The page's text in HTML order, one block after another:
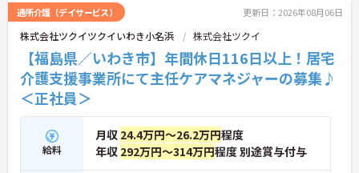
ンの運用など、お客様と従業員の双方を守るリスク
マネジメントも徹底されています。今後は、ご家族
がオンラインで情報を確認できるシステムや、AIを
活用した相談サービスの導入など、IT技術を積極的
に取り入れ、在宅生活の質の向上と従業員の業務効
率化を両立する次世代型の介護サービスを追求して
いく方針です。安定した事業基盤と革新への意欲を
併せ持つ、長期的なキャリア形成に最適な法人で
★おすすめPOINT★
通所介護（デイサービス） 更新日：2026年08月06日
株式会社ツクイツクイいわき小名浜 株式会社ツクイ
【福島県／いわき市】年間休日116日以上！居宅
介護支援事業所にて主任ケアマネジャーの募集♪
＜正社員＞
給料
月収 24.4万円～26.2万円程度
年収 292万円～314万円程度 別途賞与付与